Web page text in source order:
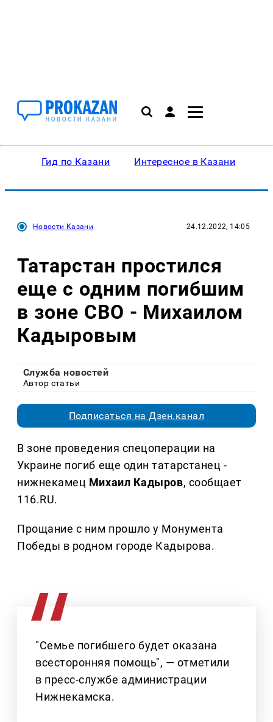
Гид по Казани Интересное в Казани
Новости Казани 24.12.2022, 14:05
Татарстан простился
еще с одним погибшим
в зоне СВО - Михаилом
Кадыровым
Служба новостей
Автор статьи
Подписаться на Дзен.канал
В зоне проведения спецоперации на
Украине погиб еще один татарстанец -
нижнекамец Михаил Кадыров, сообщает
116.RU.
Прощание с ним прошло у Монумента
Победы в родном городе Кадырова.
"Семье погибшего будет оказана
всесторонняя помощь", — отметили
в пресс-службе администрации
Нижнекамска.